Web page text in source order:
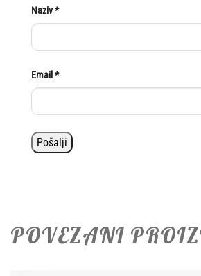
Naziv*
Email *
POVEZANI